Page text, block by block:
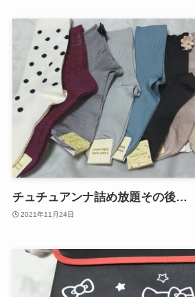
チュチュアンナ詰め放題その後…
2021年11月24日